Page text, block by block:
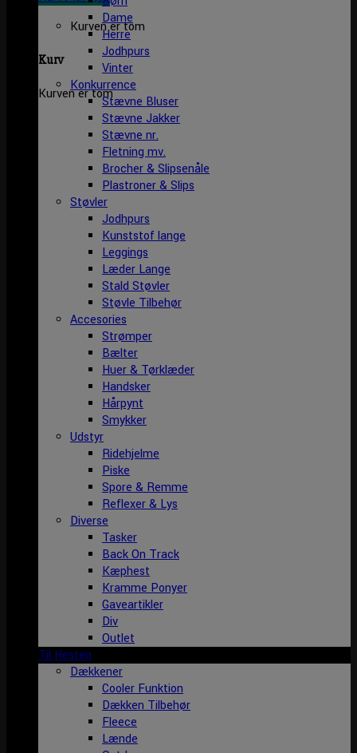
Kurven er tom
Kurv
Kurven er tom
Dame
Herre
Jodhpurs
Vinter
Konkurrence
Stævne Bluser
Stævne Jakker
Stævne nr.
Fletning mv.
Brocher & Slipsenåle
Plastroner & Slips
Støvler
Jodhpurs
Kunststof lange
Leggings
Læder Lange
Stald Støvler
Støvle Tilbehør
Accesories
Strømper
Bælter
Huer & Tørklæder
Handsker
Hårpynt
Smykker
Udstyr
Ridehjelme
Piske
Spore & Remme
Reflexer & Lys
Diverse
Tasker
Back On Track
Kæphest
Kramme Ponyer
Gaveartikler
Div
Outlet
Til Hesten
Dækkener
Cooler Funktion
Dækken Tilbehør
Fleece
Lænde